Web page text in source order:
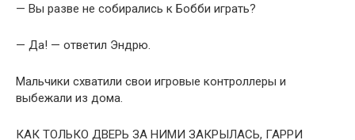
— Вы разве не собирались к Бобби играть?
— Да! — ответил Эндрю.
Мальчики схватили свои игровые контроллеры и
выбежали из дома.
КАК ТОЛЬКО ДВЕРЬ ЗА НИМИ ЗАКРЫЛАСЬ, ГАРРИ